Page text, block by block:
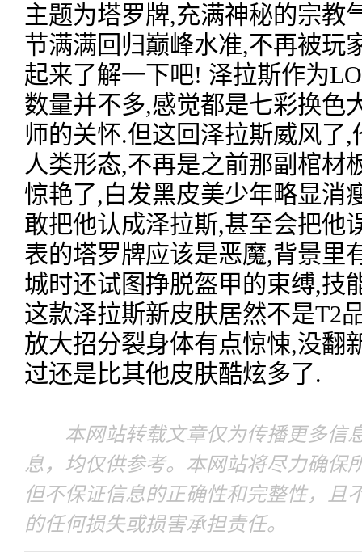
主题为塔罗牌,充满神秘的宗教
节满满回归巅峰水准,不再被玩
起来了解一下吧! 泽拉斯作为
数量并不多,感觉都是七彩换色
师的关怀.但这回泽拉斯威风了
人类形态,不再是之前那副棺材
惊艳了,白发黑皮美少年略显消
敢把他认成泽拉斯,甚至会把他
表的塔罗牌应该是恶魔,背景里
城时还试图挣脱盔甲的束缚,技
这款泽拉斯新皮肤居然不是T2
放大招分裂身体有点惊悚,没翻
过还是比其他皮肤酷炫多了.
本网站转载文章仅为传播更多信
息，均仅供参考。本网站将尽力确保
但不保证信息的正确性和完整性，且
的任何损失或损害承担责任。